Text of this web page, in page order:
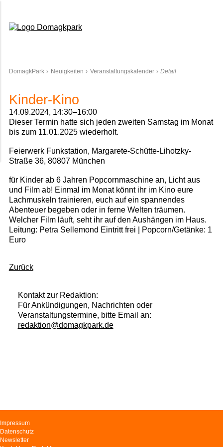
DomagkPark Neuigkeiten Veranstaltungskalender Detail
Kinder-Kino
14.09.2024, 14:30–16:00
Dieser Termin hatte sich jeden zweiten Samstag im Monat
bis zum 11.01.2025 wiederholt.
Feierwerk Funkstation, Margarete-Schütte-Lihotzky-
Straße 36, 80807 München
für Kinder ab 6 Jahren Popcornmaschine an, Licht aus
und Film ab! Einmal im Monat könnt ihr im Kino eure
Lachmuskeln trainieren, euch auf ein spannendes
Abenteuer begeben oder in ferne Welten träumen.
Welcher Film läuft, seht ihr auf den Aushängen im Haus.
Leitung: Petra Sellemond Eintritt frei | Popcorn/Getänke: 1
Euro
Zurück
Kontakt zur Redaktion:
Für Ankündigungen, Nachrichten oder
Veranstaltungstermine, bitte Email an:
redaktion@domagkpark.de
Navigation
überspringen
Impressum
Datenschutz
Newsletter